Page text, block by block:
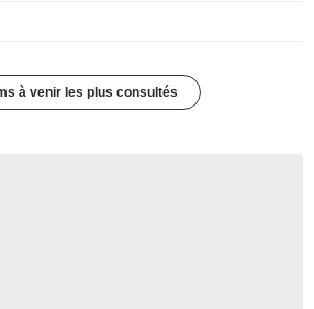
à venir les plus consultés